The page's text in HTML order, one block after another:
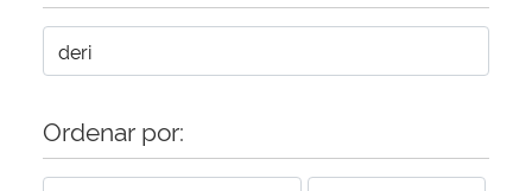
Secretaria-Geral
Gabinete de Segurança Institucional
Ordenar por: